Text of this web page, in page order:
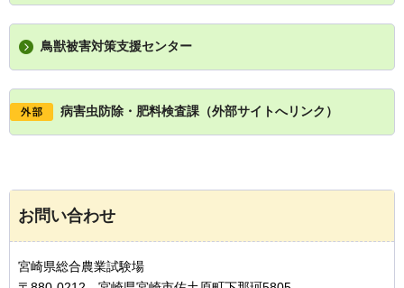
鳥獣被害対策支援センター
病害虫防除・肥料検査課（外部サイトへリンク）
お問い合わせ
宮崎県総合農業試験場